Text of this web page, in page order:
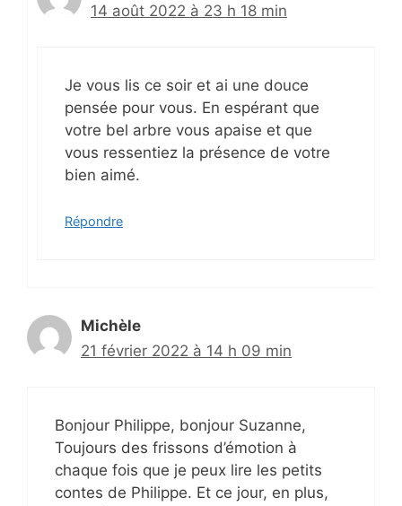
14 août 2022 à 23 h 18 min
Je vous lis ce soir et ai une douce
pensée pour vous. En espérant que
votre bel arbre vous apaise et que
vous ressentiez la présence de votre
bien aimé.
Répondre
Michèle
21 février 2022 à 14 h 09 min
Bonjour Philippe, bonjour Suzanne,
Toujours des frissons d’émotion à
chaque fois que je peux lire les petits
contes de Philippe. Et ce jour, en plus,